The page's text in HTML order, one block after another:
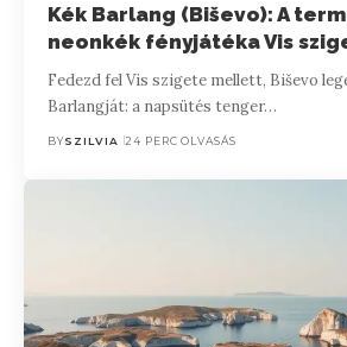
Kék Barlang (Biševo): A
neonkék fényjátéka Vis
Fedezd fel Vis szigete mellett, Biševo
Barlangját: a napsütés tenger…
BYSZILVIA 24 PERC OLVASÁS